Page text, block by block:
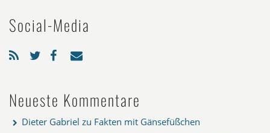
Social-Media
Neueste Kommentare
Dieter Gabriel zu Fakten mit Gänsefüßchen